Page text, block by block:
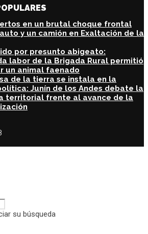
en un brutal choque frontal
y un camión en Exaltación de la
por presunto abigeato:
labor de la Brigada Rural permitió
un animal faenado
de la tierra se instala en la
Junín de los Andes debate la
territorial frente al avance de la
su búsqueda